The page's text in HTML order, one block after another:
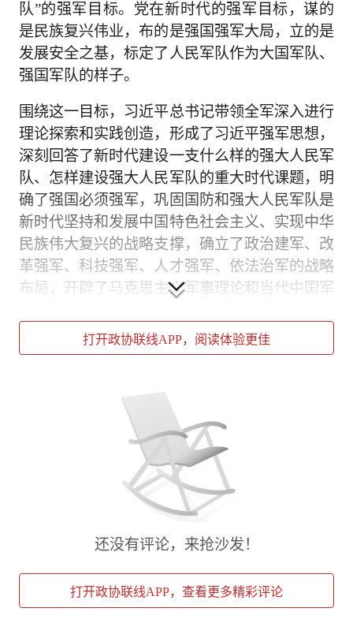
队”的强军目标。党在新时代的强军目标，谋的
是民族复兴伟业，布的是强国强军大局，立的是
发展安全之基，标定了人民军队作为大国军队、
强国军队的样子。
围绕这一目标，习近平总书记带领全军深入进行
理论探索和实践创造，形成了习近平强军思想，
深刻回答了新时代建设一支什么样的强大人民军
队、怎样建设强大人民军队的重大时代课题，明
确了强国必须强军，巩固国防和强大人民军队是
新时代坚持和发展中国特色社会主义、实现中华
民族伟大复兴的战略支撑，确立了政治建军、改
革强军、科技强军、人才强军、依法治军的战略
布局，开辟了马克思主义军事理论和当代中国军
听党指挥是灵魂，决定军队建设的政治方向。
导是强军之魂，铸牢军魂是我军政治工作的核心
任务，任何时候都不能动摇。”
党的十八大以来，党领导人民军队以整风精神推
进政治整训，坚定不移全面从严治党、全面从严
治军，决心之大前所未有，力度之大前所未有，
的政治要求来遵守、最高的政治纪律来维护，健
全贯彻军委主席负责制体制机制，抓好请示报
打开政协联线APP，阅读体验更佳
还没有评论，来抢沙发！
打开政协联线APP，查看更多精彩评论